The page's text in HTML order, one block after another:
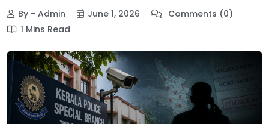
By - Admin June 1, 2026
Comments (0)
1 Mins Read